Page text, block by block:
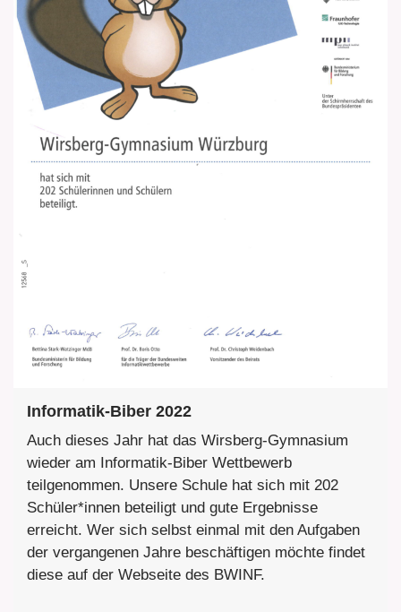
Informatik-Biber 2022
Auch dieses Jahr hat das Wirsberg-Gymnasium
wieder am Informatik-Biber Wettbewerb
teilgenommen. Unsere Schule hat sich mit 202
Schüler*innen beteiligt und gute Ergebnisse
erreicht. Wer sich selbst einmal mit den Aufgaben
der vergangenen Jahre beschäftigen möchte findet
diese auf der Webseite des BWINF.